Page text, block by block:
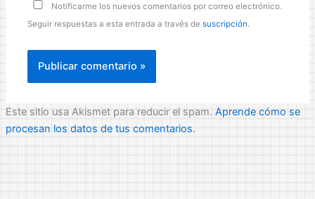
Notificarme los nuevos comentarios por correo electrónico.
Seguir respuestas a esta entrada a través desuscripción.
Este sitio usa Akismet para reducir el spam.Aprende cómo se
procesan los datos de tus comentarios.